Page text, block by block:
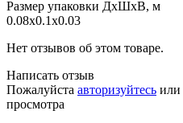
Размер упаковки ДхШхВ, м
0.08x0.1x0.03
Нет отзывов об этом товаре.
Написать отзыв
Пожалуйста авторизуйтесь или
просмотра